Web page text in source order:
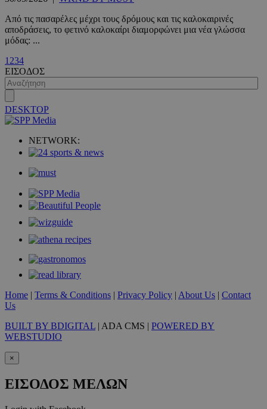
Από τις πασαρέλες μέχρι τους δρόμους και τις καλοκαιρινές
αποδράσεις, το φετινό καλοκαίρι διαμορφώνει μια νέα γλώσσα
μόδας: ...
1 234
ΕΙΣΟΔΟΣ
DESKTOP
NETWORK:
Home | Terms & Conditions | Privacy Policy | About Us | Contact
Us
BUILT BY BDIGITAL | ADA CMS | POWERED BY
WEBSTUDIO
×
ΕΙΣΟΔΟΣ ΜΕΛΩΝ
VISITOR_PRIVACY_METADATA
YouTube
.youtube.com
takeOverCookie